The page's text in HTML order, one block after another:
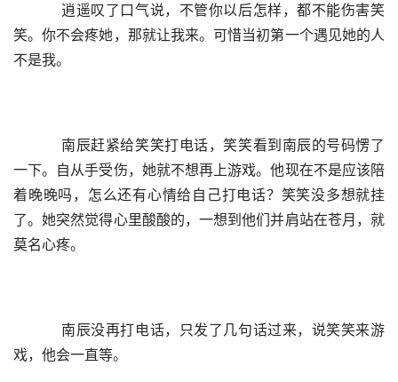
逍遥叹了口气说，不管你以后怎样，都不能伤害笑
笑。你不会疼她，那就让我来。可惜当初第一个遇见她的人
不是我。
南辰赶紧给笑笑打电话，笑笑看到南辰的号码愣了
一下。自从手受伤，她就不想再上游戏。他现在不是应该陪
着晚晚吗，怎么还有心情给自己打电话？笑笑没多想就挂
了。她突然觉得心里酸酸的，一想到他们并肩站在苍月，就
莫名心疼。
南辰没再打电话，只发了几句话过来，说笑笑来游
戏，他会一直等。